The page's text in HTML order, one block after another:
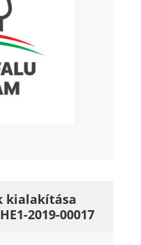
kialakítása
2019-00017